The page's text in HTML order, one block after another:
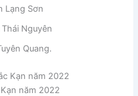
Lạng Sơn
Nguyên
Quang.
năm 2022